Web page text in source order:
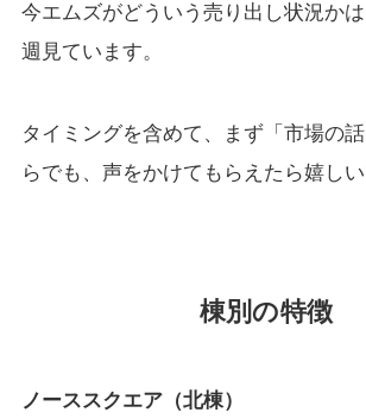
今エムズがどういう売り出し状況か
週見ています。
タイミングを含めて、まず「市場の
らでも、声をかけてもらえたら嬉しい
棟別の特徴
ノーススクエア（北棟）